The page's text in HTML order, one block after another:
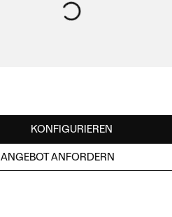
KONFIGURIEREN
ANGEBOT ANFORDERN